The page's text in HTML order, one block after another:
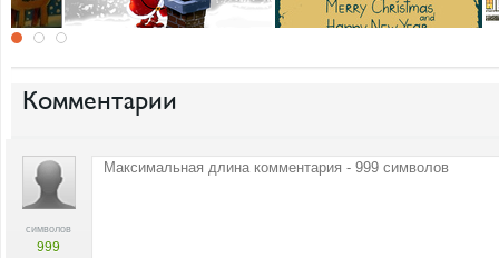
Комментарии
символов
999